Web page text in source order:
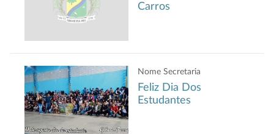
Carros
Nome Secretaria
Feliz Dia Dos
Estudantes